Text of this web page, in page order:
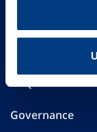
Via Ignazio
20149 Milano
FAQ
Governance